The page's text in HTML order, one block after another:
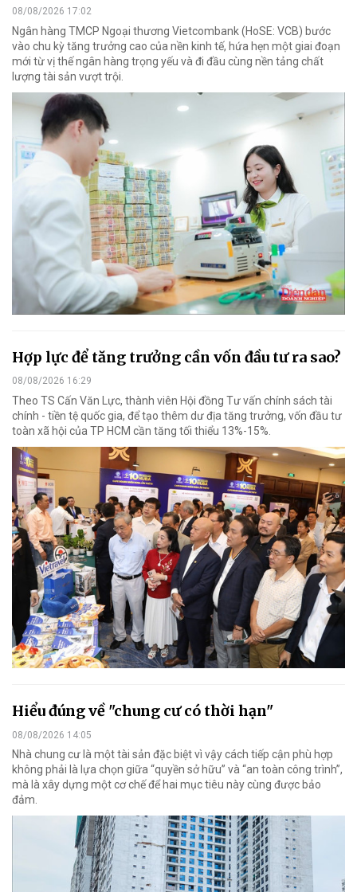
08/08/2026 17:02
Ngân hàng TMCP Ngoại thương Vietcombank (HoSE: VCB) bước
vào chu kỳ tăng trưởng cao của nền kinh tế, hứa hẹn một giai đoạn
mới từ vị thế ngân hàng trọng yếu và đi đầu cùng nền tảng chất
lượng tài sản vượt trội.
Hợp lực để tăng trưởng cần vốn đầu tư ra sao?
08/08/2026 16:29
Theo TS Cấn Văn Lực, thành viên Hội đồng Tư vấn chính sách tài
chính - tiền tệ quốc gia, để tạo thêm dư địa tăng trưởng, vốn đầu tư
toàn xã hội của TP HCM cần tăng tối thiểu 13%-15%.
Hiểu đúng về "chung cư có thời hạn"
08/08/2026 14:05
Nhà chung cư là một tài sản đặc biệt vì vậy cách tiếp cận phù hợp
không phải là lựa chọn giữa “quyền sở hữu” và “an toàn công trình”,
mà là xây dựng một cơ chế để hai mục tiêu này cùng được bảo
đảm.